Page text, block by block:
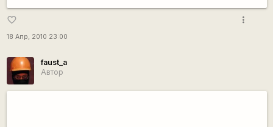
favorite_border
18 Апр, 2010 23:00
more_vert
faust_a
Автор